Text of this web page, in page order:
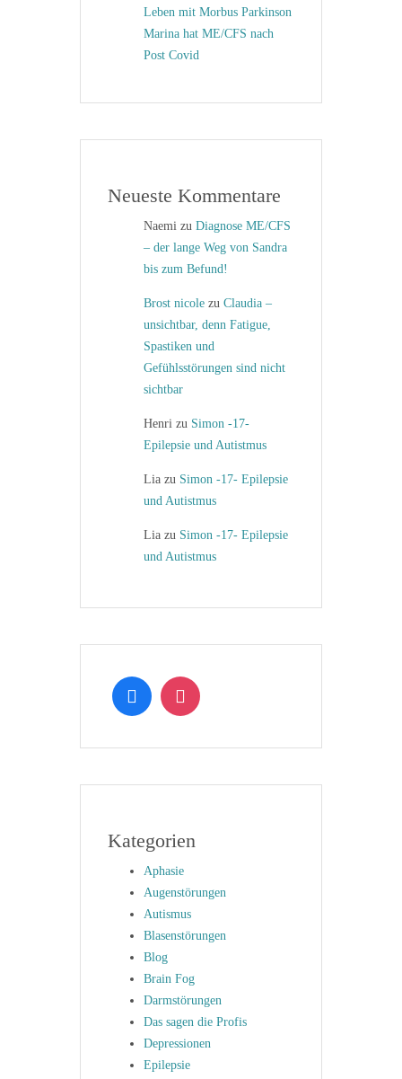
Leben mit Morbus Parkinson
Marina hat ME/CFS nach
Post Covid
Neueste Kommentare
Naemi zu Diagnose ME/CFS
– der lange Weg von Sandra
bis zum Befund!
Brost nicole zu Claudia –
unsichtbar, denn Fatigue,
Spastiken und
Gefühlsstörungen sind nicht
sichtbar
Henri zu Simon -17-
Epilepsie und Autistmus
Lia zu Simon -17- Epilepsie
und Autistmus
Lia zu Simon -17- Epilepsie
und Autistmus
Kategorien
Aphasie
Augenstörungen
Autismus
Blasenstörungen
Blog
Brain Fog
Darmstörungen
Das sagen die Profis
Depressionen
Epilepsie